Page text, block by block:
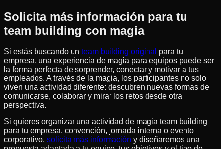
Solicita más información para tu
team building con magia
Si estás buscando un team building original para tu
empresa, una experiencia de magia para equipos puede ser
la forma perfecta de sorprender, conectar y motivar a tus
empleados. A través de la magia, los participantes no solo
viven una actividad diferente: descubren nuevas formas de
comunicarse, colaborar y mirar los retos desde otra
perspectiva.
Si quieres organizar una actividad de magia team building
para tu empresa, convención, jornada interna o evento
corporativo, solicita más información y diseñaremos una